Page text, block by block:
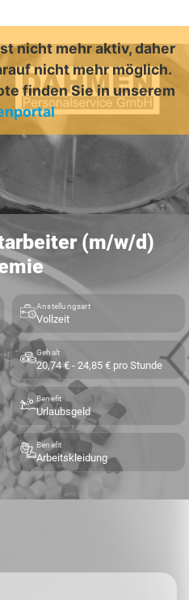
nicht mehr aktiv, daher
nicht mehr möglich.
finden Sie in unserem
(m/w/d)
Anstellungsart
Vollzeit
Gehalt
20,74 € - 24,85 € pro Stunde
Benefit
Urlaubsgeld
Benefit
Arbeitskleidung